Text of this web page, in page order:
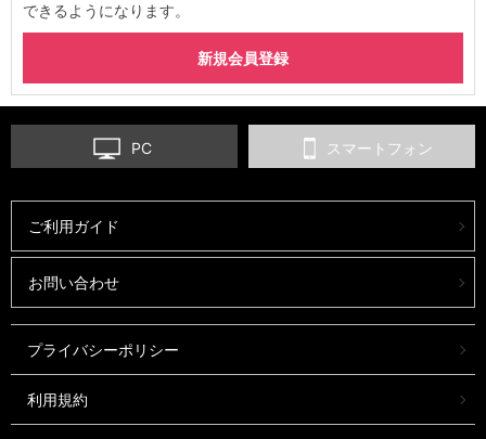
できるようになります。
PC スマートフォン
ご利用ガイド
お問い合わせ
プライバシーポリシー
利用規約